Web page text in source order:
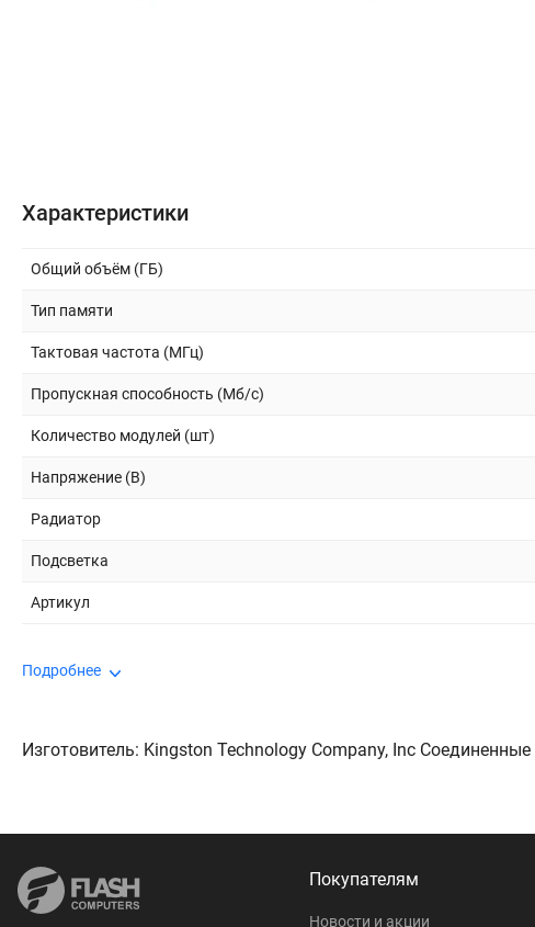
Офис и Охрана
Спорт и туризм
Строительство и ремонт
Инструмент и материалы
Характеристики
Общий объём (ГБ)
Тип памяти
Тактовая частота (МГц)
Пропускная способность (Мб/с)
Количество модулей (шт)
Напряжение (В)
Радиатор
Подсветка
Артикул
Подробнее
Изготовитель: Kingston Technology Company, Inc
Покупателям
Новости и акции